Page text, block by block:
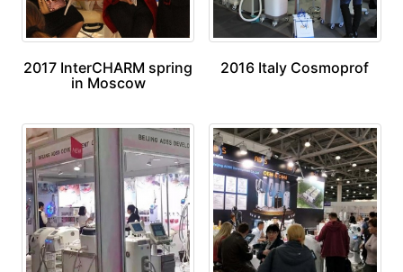
2017 InterCHARM spring
in Moscow
2016 Italy Cosmoprof